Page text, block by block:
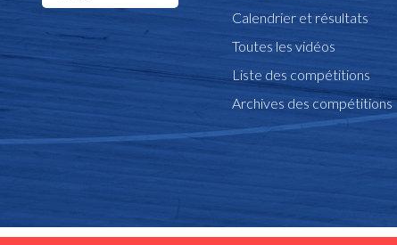
Calendrier et résultats
Toutes les vidéos
Liste des compétitions
Archives des compétitions